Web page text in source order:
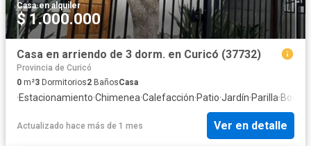
Casa·en alquiler
$ 1.000.000
Casa en arriendo de 3 dorm. en Curicó (37732)
Provincia de Curicó
0 m²3 Dormitorios2 BañosCasa
·Estacionamiento·Chimenea·Calefacción·Patio·Jardín·Parilla·
Actualizado hace más de 1 mes Ver en detalle